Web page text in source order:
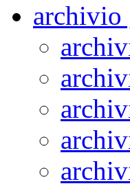
archivio